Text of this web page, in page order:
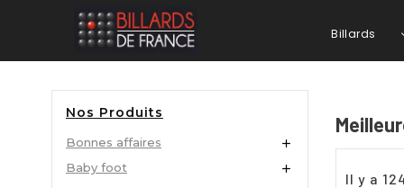
Billards
Nos Produits
Bonnes affaires 
Baby foot 
Il y a